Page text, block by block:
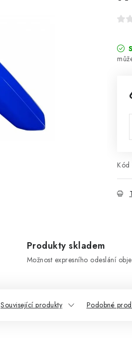
Kód
Produkty skladem
Možnost expresního odeslání
Související produkty Podobné